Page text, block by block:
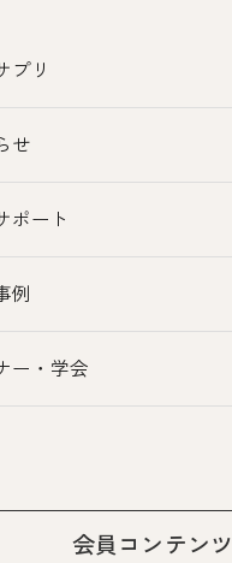
プリ
せ
ポート
例
ー・学会
会員コンテンツ